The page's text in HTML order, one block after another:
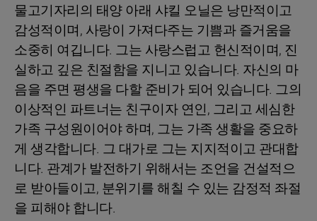
물고기자리의 태양 아래 샤킬 오닐은 낭만적이고
감성적이며, 사랑이 가져다주는 기쁨과 즐거움을
소중히 여깁니다. 그는 사랑스럽고 헌신적이며, 진
실하고 깊은 친절함을 지니고 있습니다. 자신의 마
음을 주면 평생을 다할 준비가 되어 있습니다. 그의
이상적인 파트너는 친구이자 연인, 그리고 세심한
가족 구성원이어야 하며, 그는 가족 생활을 중요하
게 생각합니다. 그 대가로 그는 지지적이고 관대합
니다. 관계가 발전하기 위해서는 조언을 건설적으
로 받아들이고, 분위기를 해칠 수 있는 감정적 좌절
을 피해야 합니다.